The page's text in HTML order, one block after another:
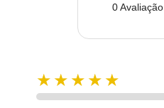
0 Avaliação
★★★★★